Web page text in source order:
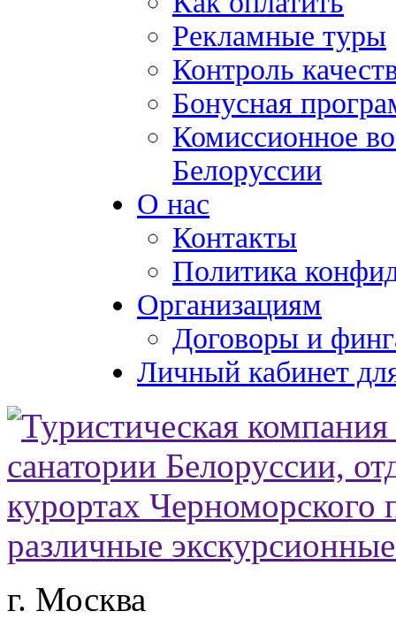
Рекламные туры
Контроль
Бонусная
Комиссионное
Белоруссии
О нас
Контакты
Политика
Организациям
Договоры и
Личный кабинет
г. Москва